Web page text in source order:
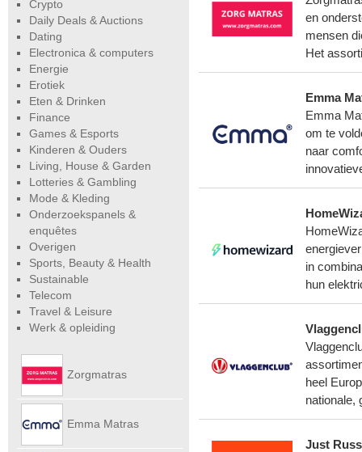
en
mensen
Het
Emma
Emma
om te
naar
in
hun
heel
nationale,
Just
Crypto
Daily Deals & Auctions
Dating
Electronica & computers
Energie
Erotiek
Eten & Drinken
Finance
Games & Esports
Kinderen & Ouders
Living, House & Garden
Lotteries & Gambling
Mode & Kleding
Onderzoekspanels &
enquêtes
Overigen
Sports, Beauty & Health
Sustainable
Telecom
Travel & Leisure
Werk & opleiding
Zorgmatras
Emma Matras